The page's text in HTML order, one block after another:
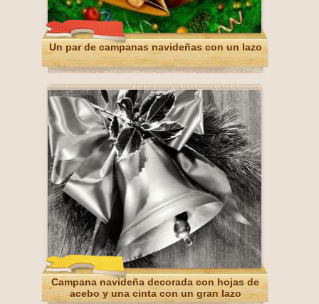
Un par de campanas navideñas con un lazo
Campana navideña decorada con hojas de
acebo y una cinta con un gran lazo